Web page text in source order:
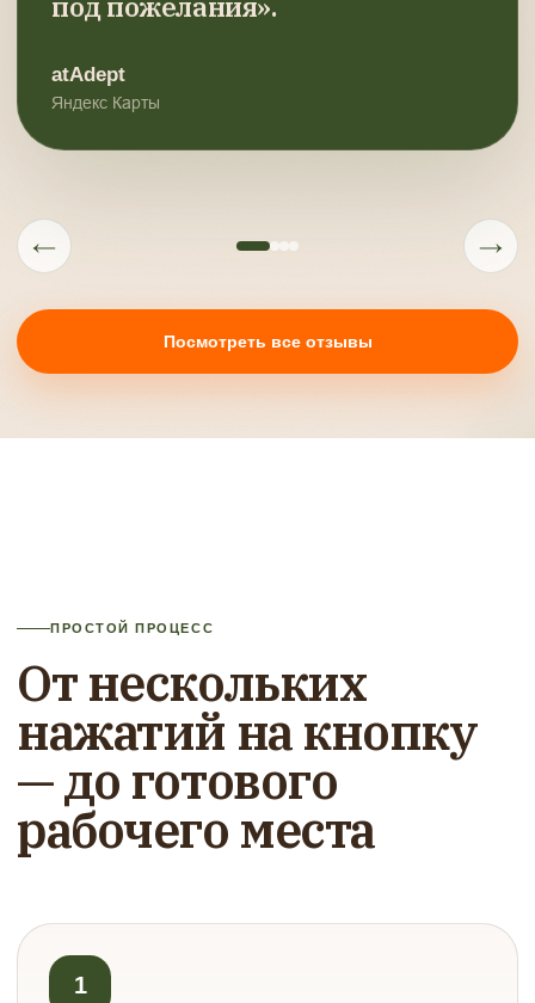
atAdept
Яндекс Карты
← →
Посмотреть все отзывы
ПРОСТОЙ ПРОЦЕСС
От нескольких
нажатий на кнопку
— до готового
рабочего места
1